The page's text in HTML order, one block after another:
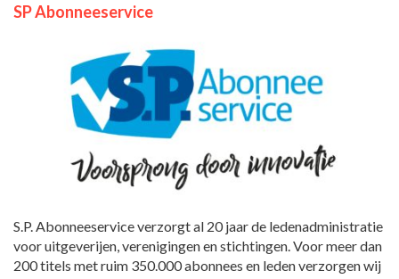
SP Abonneeservice
S.P. Abonneeservice verzorgt al 20 jaar de ledenadministratie
voor uitgeverijen, verenigingen en stichtingen. Voor meer dan
200 titels met ruim 350.000 abonnees en leden verzorgen wij